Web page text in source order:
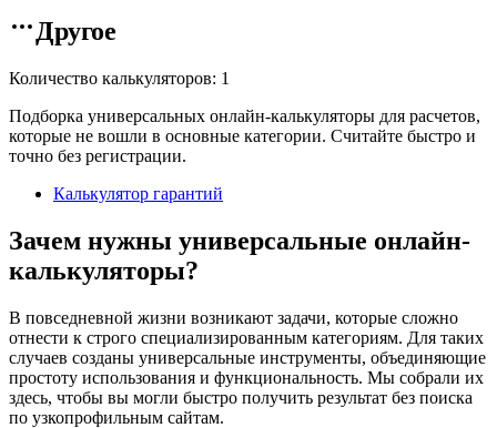
Другое
Количество калькуляторов: 1
Подборка универсальных онлайн-калькуляторы для расчетов,
которые не вошли в основные категории. Считайте быстро и
точно без регистрации.
Калькулятор гарантий
Зачем нужны универсальные онлайн-
калькуляторы?
В повседневной жизни возникают задачи, которые сложно
отнести к строго специализированным категориям. Для таких
случаев созданы универсальные инструменты, объединяющие
простоту использования и функциональность. Мы собрали их
здесь, чтобы вы могли быстро получить результат без поиска
по узкопрофильным сайтам.